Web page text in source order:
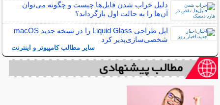
دلیل خراب شدن فایل‌ها چیست و چگونه می‌توان
آن‌ها را به حالت اول بازگرداند؟
اپل طراحی Liquid Glass را در نسخه جدید macOS
شخصی‌سازی‌پذیر کرد
سایر مطالب کامپیوتر و اینترنت